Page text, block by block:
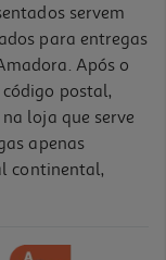
servem
para entregas
Após o
postal,
loja que serve
apenas
continental,